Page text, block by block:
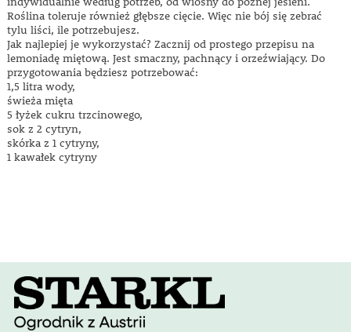
Roślina toleruje również głębsze cięcie. Więc nie bój się zebrać
tylu liści, ile potrzebujesz.
Jak najlepiej je wykorzystać? Zacznij od prostego przepisu na
lemoniadę miętową. Jest smaczny, pachnący i orzeźwiający. Do
przygotowania będziesz potrzebować:
1,5 litra wody,
świeża mięta
5 łyżek cukru trzcinowego,
sok z 2 cytryn,
skórka z 1 cytryny,
1 kawałek cytryny